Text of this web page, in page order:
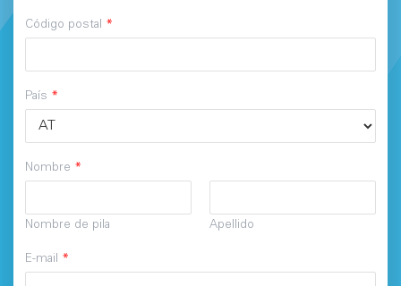
Código postal *
País *
Nombre *
Nombre de pila Apellido
E-mail *